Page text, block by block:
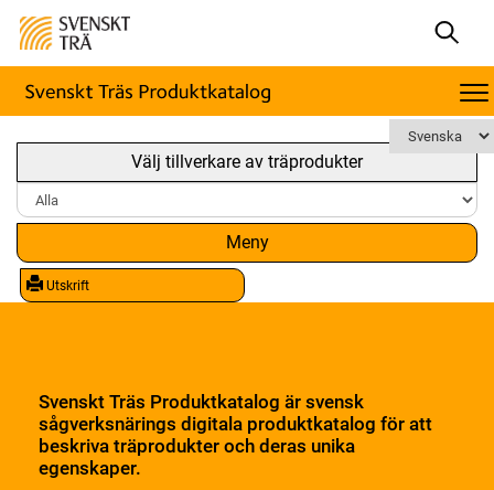
Välj tillverkare av träprodukter
Meny
Utskrift
Svenskt Träs Produktkatalog är svensk
sågverksnärings digitala produktkatalog för att
beskriva träprodukter och deras unika
egenskaper.